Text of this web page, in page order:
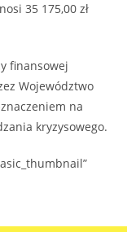
35 175,00 zł
finansowej
Województwo
na
kryzysowego.